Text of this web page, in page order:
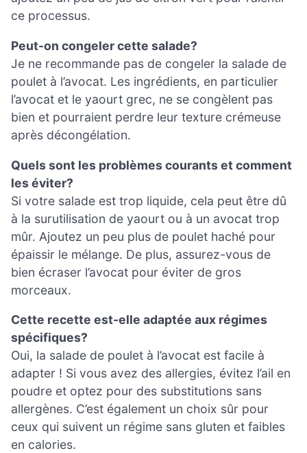
ce processus.
Peut-on congeler cette salade?
Je ne recommande pas de congeler la salade de
poulet à l’avocat. Les ingrédients, en particulier
l’avocat et le yaourt grec, ne se congèlent pas
bien et pourraient perdre leur texture crémeuse
après décongélation.
Quels sont les problèmes courants et comment
les éviter?
Si votre salade est trop liquide, cela peut être dû
à la surutilisation de yaourt ou à un avocat trop
mûr. Ajoutez un peu plus de poulet haché pour
épaissir le mélange. De plus, assurez-vous de
bien écraser l’avocat pour éviter de gros
morceaux.
Cette recette est-elle adaptée aux régimes
spécifiques?
Oui, la salade de poulet à l’avocat est facile à
adapter ! Si vous avez des allergies, évitez l’ail en
poudre et optez pour des substitutions sans
allergènes. C’est également un choix sûr pour
ceux qui suivent un régime sans gluten et faibles
en calories.